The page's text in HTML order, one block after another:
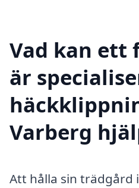
Vad kan ett
är
Varberg
Att hålla sin trädgård